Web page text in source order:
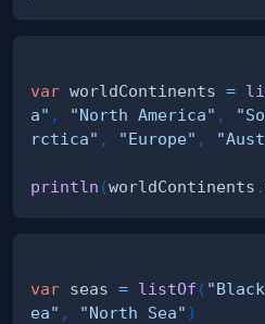
var worldContinents =
a" , "North America" ,
rctica" , "Europe" ,
println (worldContinents .
var seas = listOf (
ea" , "North Sea" )